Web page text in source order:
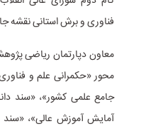
فناوری و برش استانی نقشه
معاون دپارتمان ریاضی
محور «حکمرانی علم و
جامع علمی کشور»، «سند
آمایش آموزش عالی»، «سند